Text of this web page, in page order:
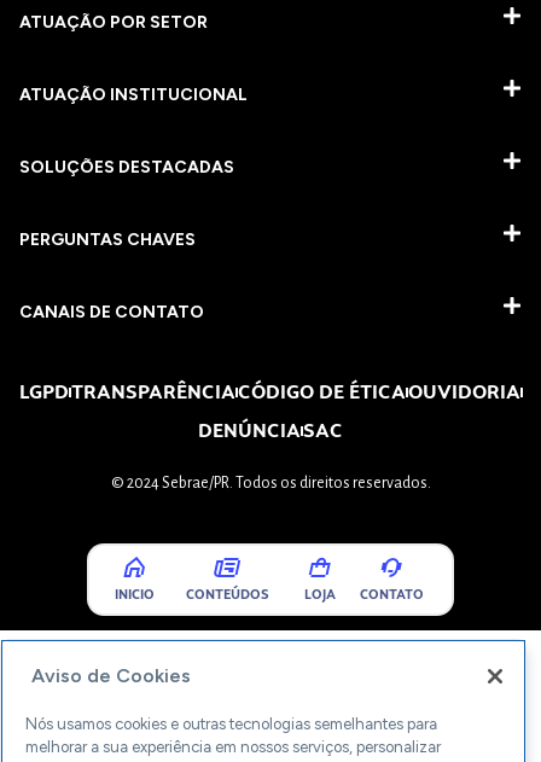
ATUAÇÃO POR SETOR
ATUAÇÃO INSTITUCIONAL
SOLUÇÕES DESTACADAS
PERGUNTAS CHAVES​
CANAIS DE CONTATO
LGPDTRANSPARÊNCIACÓDIGO DE ÉTICAOUVIDORIA
DENÚNCIASAC
© 2024 Sebrae/PR. Todos os direitos reservados.
INICIO CONTEÚDOS LOJA CONTATO
Aviso de Cookies
Nós usamos cookies e outras tecnologias semelhantes para
melhorar a sua experiência em nossos serviços, personalizar